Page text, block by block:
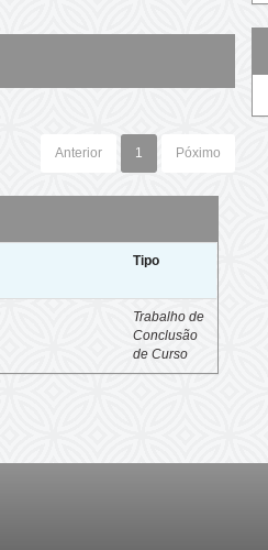
Anterior 1 Póximo
Tipo
Trabalho de
Conclusão
de Curso